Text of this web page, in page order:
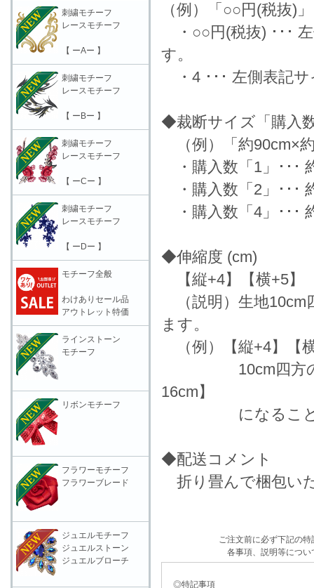
（例）「○○円(税抜)
・○○円(税抜) ･･･
す。
・4 ･･･ 左側表記
◆裁断サイズ「購入
（例）「約90cm×
・購入数「1」･･･
・購入数「2」･･･
・購入数「4」･･･
◆伸縮度 (cm)
【縦+4】【横+5】
（説明）生地10cm
ます。
（例）【縦+4】【
10cm四方の生地
16cm】
になることを表
◆配送コメント
折り畳んで梱包い
ご注文前に必ず下記の
各事項、説明等につい
◎特記事項
刺繍モチーフ
レースモチーフ
【 ーAー 】
刺繍モチーフ
レースモチーフ
【 ーBー 】
刺繍モチーフ
レースモチーフ
【 ーCー 】
刺繍モチーフ
レースモチーフ
【 ーDー 】
モチーフ全般
わけありセール品
アウトレット特価
ラインストーン
モチーフ
リボンモチーフ
フラワーモチーフ
フラワーブレード
ジュエルモチーフ
ジュエルストーン
ジュエルブローチ